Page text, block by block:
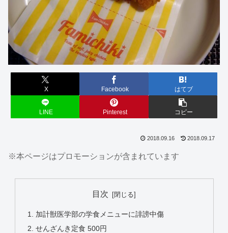
X Facebook はてブ
LINE Pinterest コピー
2018.09.16 2018.09.17
※本ページはプロモーションが含まれています
目次
加計獣医学部の学食メニューに誹謗中傷
せんざんき定食 500円